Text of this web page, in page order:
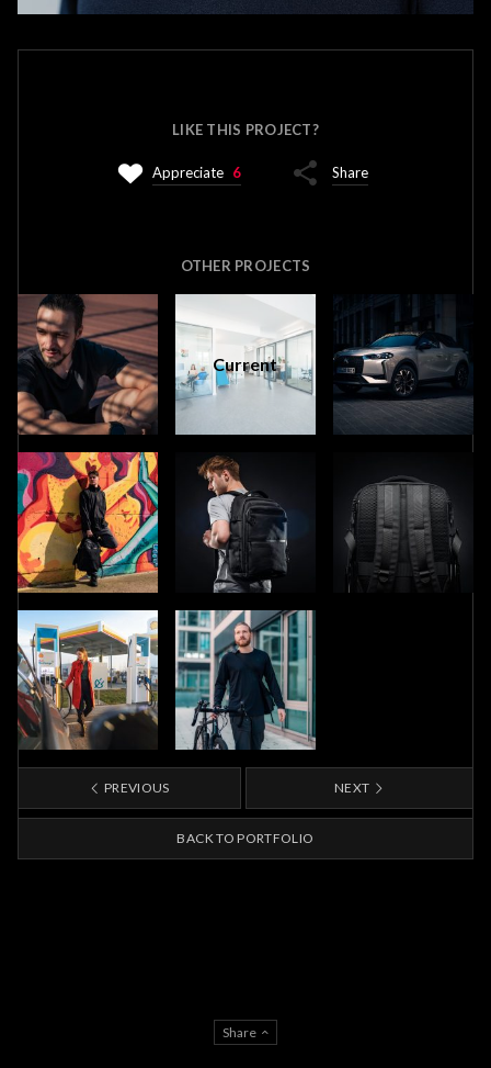
LIKE THIS PROJECT?
Appreciate 6 Share
OTHER PROJECTS
Current
PREVIOUS NEXT
BACK TO PORTFOLIO
Share